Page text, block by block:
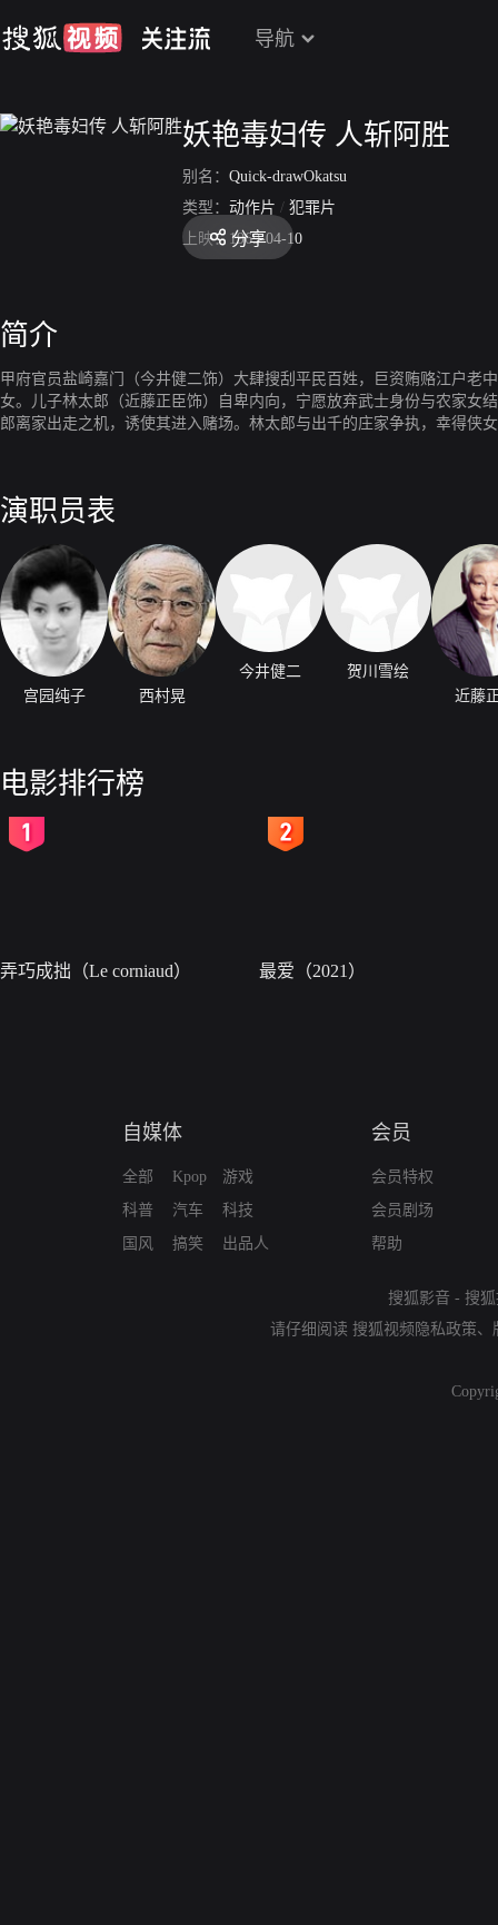
导航
妖艳毒妇传 人斩阿胜
别名： Quick-drawOkatsu
类型： 动作片 / 犯罪片
上映： 1969-04-10
分享
简介
甲府官员盐崎嘉门（今井健二饰）大肆搜刮平民百姓，巨资贿赂江户老
女。儿子林太郎（近藤正臣饰）自卑内向，宁愿放弃武士身份与农家女
郎离家出走之机，诱使其进入赌场。林太郎与出千的庄家争执，幸得
演职员表
宫园纯子 西村晃
今井健二
贺川雪绘
近藤
电影排行榜
弄巧成拙（Le corniaud） 最爱（2021）
自媒体
全部
科普
国风
Kpop
汽车
搞笑
游戏
科技
出品人
会员
会员特权
会员剧场
帮助
搜狐影音 - 搜
请仔细阅读 搜狐视频隐私政策、